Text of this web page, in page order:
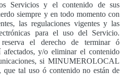
Servicios y el contenido de sus
siempre y en todo momento con
las regulaciones vigentes y las
para el uso del Servicio.
el derecho de terminar ó
afectados, y/o eliminar el contenido
si MINUMEROLOCAL
que tal uso ó contenido no están de